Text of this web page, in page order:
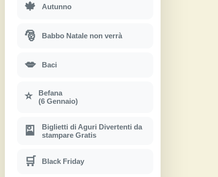
🍁 Autunno
🎅 Babbo Natale non verrà
💋 Baci
⭐
Befana
(6 Gennaio)
🎴
Biglietti di Aguri Divertenti da
stampare Gratis
🛒 Black Friday